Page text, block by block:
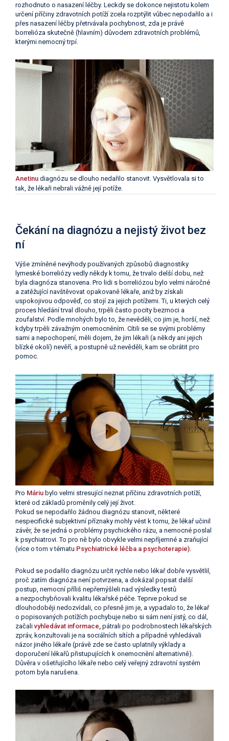
rozhodnuto o nasazení léčby. Leckdy se dokonce nejistotu kolem
určení příčiny zdravotních potíží zcela rozptýlit vůbec nepodařilo a i
přes nasazení léčby přetrvávala pochybnost, zda je právě
borrelióza skutečně (hlavním) důvodem zdravotních problémů,
kterými nemocný trpí.
Anetinu diagnózu se dlouho nedařilo stanovit. Vysvětlovala si to
tak, že lékaři nebrali vážně její potíže.
Čekání na diagnózu a nejistý život bez
ní
Výše zmíněné nevýhody používaných způsobů diagnostiky
lymeské borreliózy vedly někdy k tomu, že trvalo delší dobu, než
byla diagnóza stanovena. Pro lidi s borreliózou bylo velmi náročné
a zatěžující navštěvovat opakovaně lékaře, aniž by získali
uspokojivou odpověď, co stojí za jejich potížemi. Ti, u kterých celý
proces hledání trval dlouho, trpěli často pocity bezmoci a
zoufalství. Podle mnohých bylo to, že nevěděli, co jim je, horší, než
kdyby trpěli závažným onemocněním. Cítili se se svými problémy
sami a nepochopení, měli dojem, že jim lékaři (a někdy ani jejich
blízké okolí) nevěří, a postupně už nevěděli, kam se obrátit pro
pomoc.
Pro Máriu bylo velmi stresující neznat příčinu zdravotních potíží,
které od základů proměnily celý její život.
Pokud se nepodařilo žádnou diagnózu stanovit, některé
nespecifické subjektivní příznaky mohly vést k tomu, že lékař učinil
závěr, že se jedná o problémy psychického rázu, a nemocné poslal
k psychiatrovi. To pro ně bylo obvykle velmi nepříjemné a zraňující
(více o tom v tématu Psychiatrické léčba a psychoterapie).
Pokud se podařilo diagnózu určit rychle nebo lékař dobře vysvětlil,
proč zatím diagnóza není potvrzena, a dokázal popsat další
postup, nemocní příliš nepřemýšleli nad výsledky testů
a nezpochybňovali kvalitu lékařské péče. Teprve pokud se
dlouhodoběji nedozvídali, co přesně jim je, a vypadalo to, že lékař
o popisovaných potížích pochybuje nebo si sám není jistý, co dál,
začali vyhledávat informace, pátrali po podrobnostech lékařských
zpráv, konzultovali je na sociálních sítích a případně vyhledávali
názor jiného lékaře (právě zde se často uplatnily výklady a
doporučení lékařů přistupujících k onemocnění alternativně).
Důvěra v ošetřujícího lékaře nebo celý veřejný zdravotní systém
potom byla narušena.